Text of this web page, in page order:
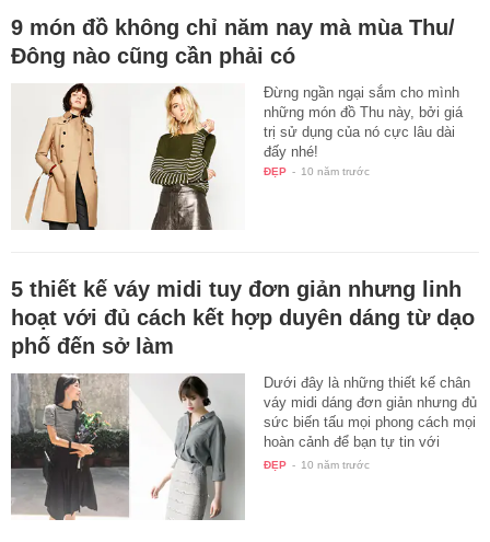
9 món đồ không chỉ năm nay mà mùa Thu/
Đông nào cũng cần phải có
Đừng ngần ngại sắm cho mình
những món đồ Thu này, bởi giá
trị sử dụng của nó cực lâu dài
đấy nhé!
ĐẸP - 10 năm trước
5 thiết kế váy midi tuy đơn giản nhưng linh
hoạt với đủ cách kết hợp duyên dáng từ dạo
phố đến sở làm
Dưới đây là những thiết kế chân
váy midi dáng đơn giản nhưng đủ
sức biến tấu mọi phong cách mọi
hoàn cảnh để bạn tự tin với
hình…
ĐẸP - 10 năm trước